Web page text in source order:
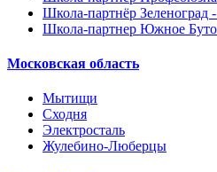
Школа-партнёр Зеленоград
Школа-партнер Южное
Московская область
Мытищи
Сходня
Электросталь
Жулебино-Люберцы